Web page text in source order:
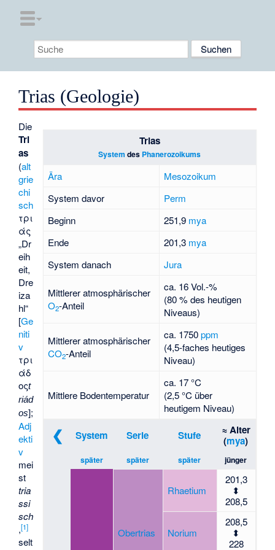
Trias (Geologie)
Trias
System des Phanerozoikums
Ära
Mesozoikum
System davor
Perm
Beginn
251,9 mya
Ende
201,3 mya
System danach
Jura
Mittlerer atmo­sphä­ri­scher
O2-Anteil
ca. 16 Vol.-%
(80 % des heutigen
Niveaus)
Mittlerer atmo­sphä­ri­scher
CO2-Anteil
ca. 1750ppm
(4,5-faches heutiges
Niveau)
Mittlere Bodentem­peratur
ca. 17 °C
(2,5 °C über
heutigem Niveau)
❮ System Serie Stufe
≈ Alter
(mya)
später später später jünger
Obertrias
Rhaetium
201,3
⬍
208,5
Norium
208,5
⬍
228
Die
Tri
as
(alt
grie
chi
sch
τρι
άς
„Dr
eih
eit,
Dre
iza
hl“
[Ge
niti
v
τρι
άδ
οςt
riád
os];
Adj
ekti
v
mei
st
tria
ssi
sch
,[1]
selt